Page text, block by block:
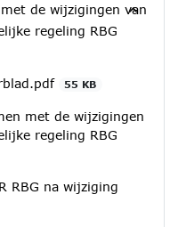
de wijzigingen van
regeling RBG
55 KB
met de wijzigingen
regeling RBG
RBG na wijziging